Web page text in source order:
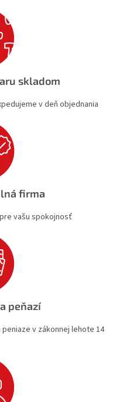
skladom
v deň objednania
firma
vašu spokojnosť
peňazí
v zákonnej lehote 14